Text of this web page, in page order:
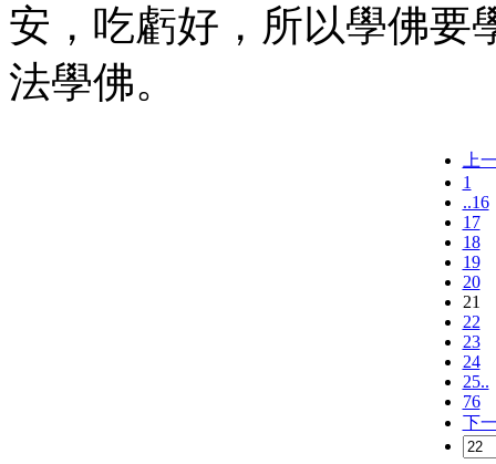
安，吃虧好，所以學佛要
法學佛。
上
1
..16
17
18
19
20
21
22
23
24
25..
76
下